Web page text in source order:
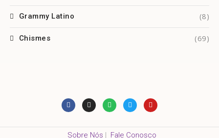
Grammy Latino (8)
Chismes (69)
Sobre Nós Fale Conosco